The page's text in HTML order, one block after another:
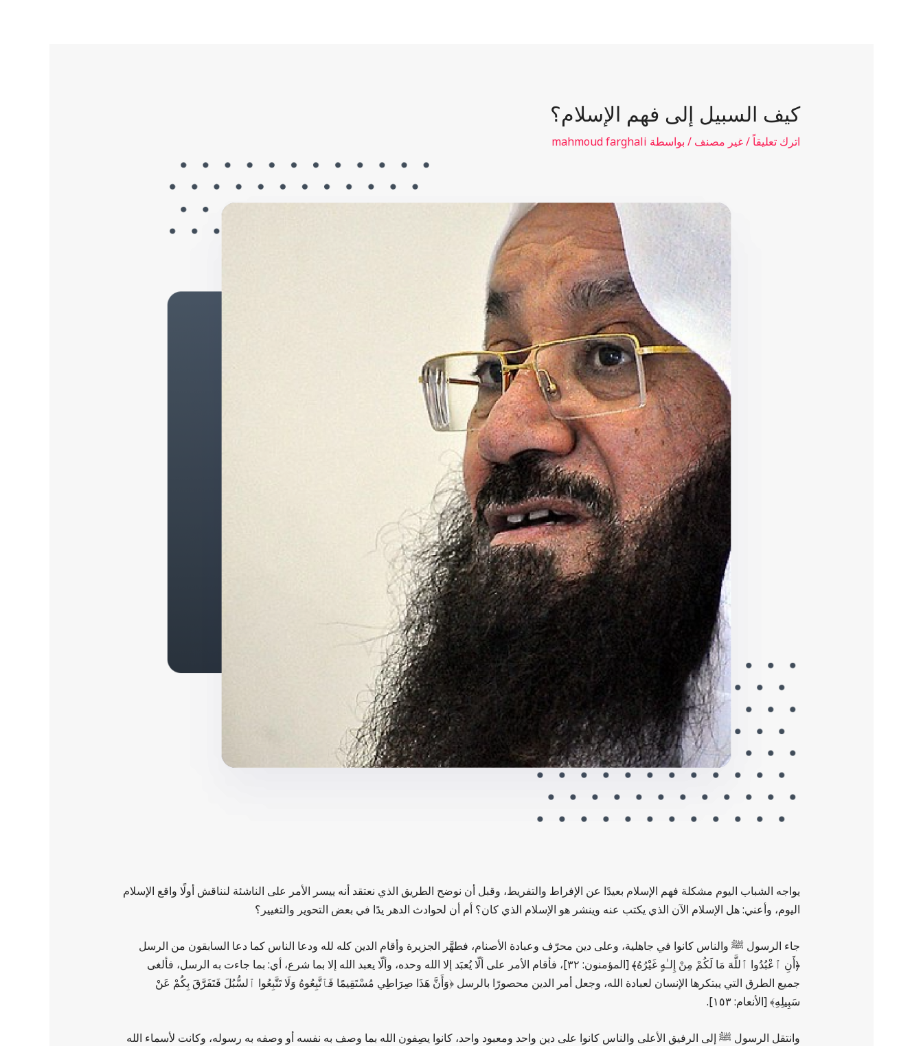
كيف السبيل إلى فهم الإسلام؟
اترك تعليقاً/غير مصنف / بواسطة mahmoud farghali
يواجه الشباب اليوم مشكلة فهم الإسلام بعيدًا عن الإفراط والتفريط، وقبل أن نوضح الطريق الذي نعتقد أنه ييسر الأمر على الناشئة لنناقش أولًا واقع الإسلام
اليوم، وأعني: هل الإسلام الآن الذي يكتب عنه وينشر هو الإسلام الذي كان؟ أم أن لحوادث الدهر يدًا في بعض التحوير والتغيير؟
جاء الرسول ﷺ والناس كانوا في جاهلية، وعلى دين محرّف وعبادة الأصنام، فطهَّر الجزيرة وأقام الدين كله لله ودعا الناس كما دعا السابقون من الرسل
﴿أَنِ ٱعْبُدُوا ٱللَّهَ مَا لَكُمْ مِنْ إِلـٰهٍ غَيْرُهُ﴾ [المؤمنون: ٣٢]، فأقام الأمر على ألّا يُعبَد إلا الله وحده، وألّا يعبد الله إلا بما شرع، أي: بما جاءت به الرسل، فألغى
جميع الطرق التي يبتكرها الإنسان لعبادة الله، وجعل أمر الدين محصورًا بالرسل ﴿وَأَنَّ هَذَا صِرَاطِي مُسْتَقِيمًا فَٱتَّبِعُوهُ وَلَا تَتَّبِعُوا ٱلسُّبُلَ فَتَفَرَّقَ بِكُمْ عَنْ
سَبِيلِهِ﴾ [الأنعام: ١٥٣].
وانتقل الرسول ﷺ إلى الرفيق الأعلى والناس كانوا على دين واحد ومعبود واحد، كانوا يصِفون الله بما وصف به نفسه أو وصفه به رسوله، وكانت لأسماء الله